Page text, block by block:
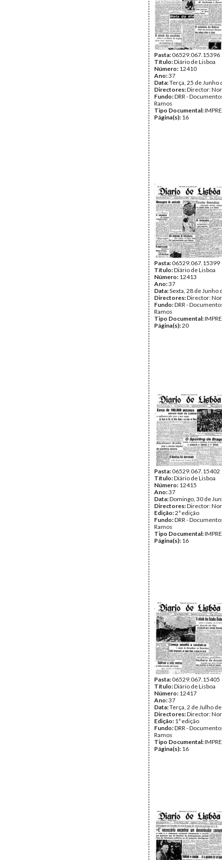
Pasta:06529.067.15396
Título:Diário de Lisboa
Número: 12410
Ano:37
Data:Terça, 25 de Junho
Directores:Director:
Fundo:DRR -
Ramos
Tipo Documental:
Página(s): 16
Pasta:06529.067.15399
Título:Diário de Lisboa
Número: 12413
Ano:37
Data:Sexta, 28 de Junho
Directores:Director:
Fundo:DRR -
Ramos
Tipo Documental:
Página(s):20
Pasta:06529.067.15402
Título:Diário de Lisboa
Número: 12415
Ano:37
Data:Domingo, 30 de
Directores:Director:
Edição:2ª edição
Fundo:DRR -
Ramos
Tipo Documental:
Página(s): 16
Pasta:06529.067.15405
Título:Diário de Lisboa
Número: 12417
Ano:37
Data:Terça, 2 de Julho
Directores:Director:
Edição: 1ª edição
Fundo:DRR -
Ramos
Tipo Documental:
Página(s): 16